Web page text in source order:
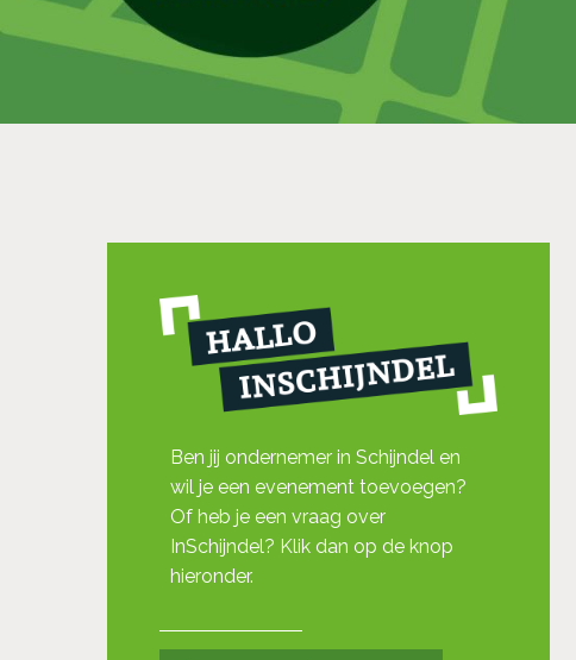
Ben jij ondernemer in Schijndel en
wil je een evenement toevoegen?
Of heb je een vraag over
InSchijndel? Klik dan op de knop
hieronder.